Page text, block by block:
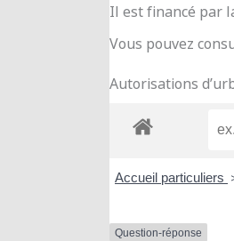
Il est financé par
Vous pouvez
Autorisations
Accueil particuliers
Question-réponse